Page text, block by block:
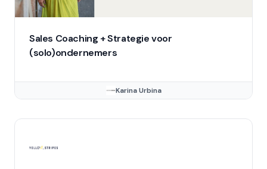
Sales Coaching + Strategie voor
(solo)ondernemers
Karina Urbina